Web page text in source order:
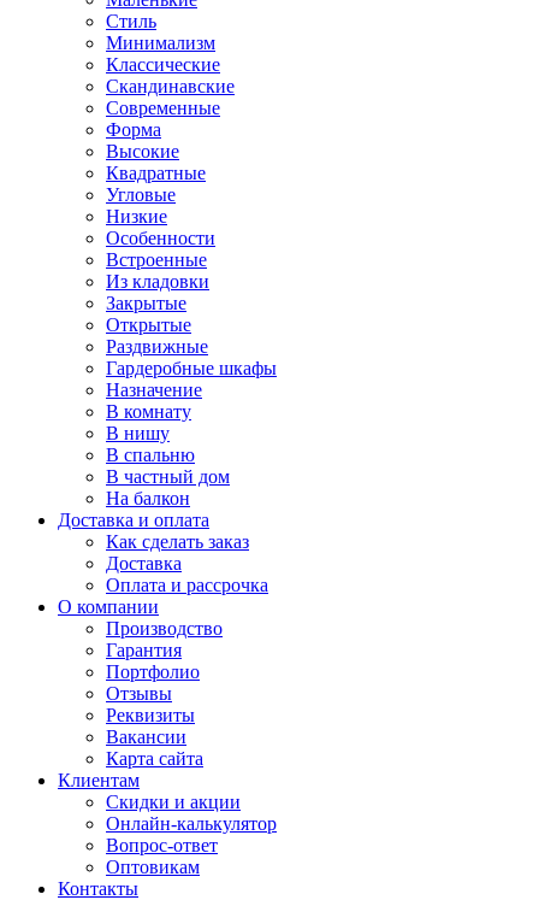
Стиль
Минимализм
Классические
Скандинавские
Современные
Форма
Высокие
Квадратные
Угловые
Низкие
Особенности
Встроенные
Из кладовки
Закрытые
Открытые
Раздвижные
Гардеробные шкафы
Назначение
В комнату
В нишу
В спальню
В частный дом
На балкон
Доставка и оплата
Как сделать заказ
Доставка
Оплата и рассрочка
О компании
Производство
Гарантия
Портфолио
Отзывы
Реквизиты
Вакансии
Карта сайта
Клиентам
Скидки и акции
Онлайн-калькулятор
Вопрос-ответ
Оптовикам
Контакты